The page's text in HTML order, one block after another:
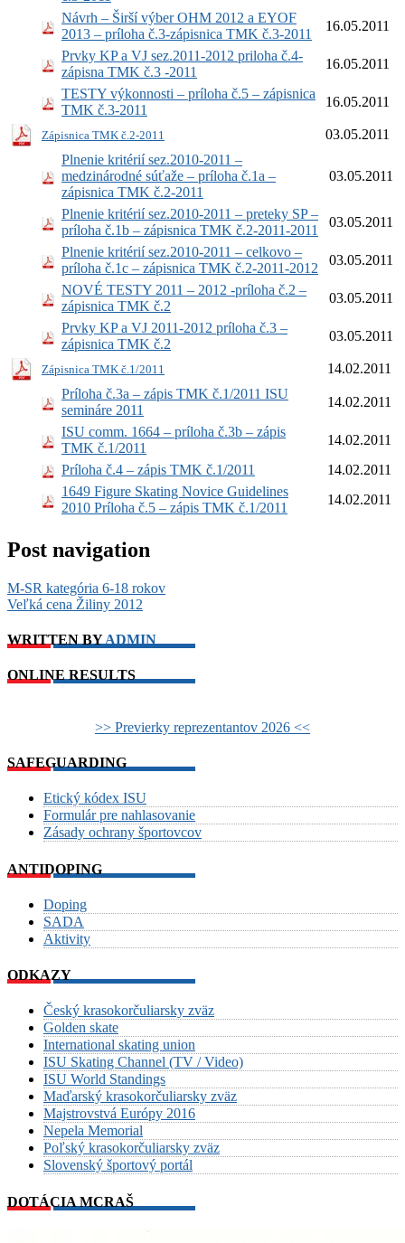
Návrh – Širší výber OHM 2012 a EYOF
2013 – príloha č.3-zápisnica TMK č.3-2011
16.05.2011
Prvky KP a VJ sez.2011-2012 priloha č.4-
zápisna TMK č.3 -2011
16.05.2011
TESTY výkonnosti – príloha č.5 – zápisnica
TMK č.3-2011
16.05.2011
Zápisnica TMK č.2-2011
03.05.2011
Plnenie kritérií sez.2010-2011 –
medzinárodné súťaže – príloha č.1a –
zápisnica TMK č.2-2011
03.05.2011
Plnenie kritérií sez.2010-2011 – preteky SP –
príloha č.1b – zápisnica TMK č.2-2011-2011
03.05.2011
Plnenie kritérií sez.2010-2011 – celkovo –
príloha č.1c – zápisnica TMK č.2-2011-2012
03.05.2011
NOVÉ TESTY 2011 – 2012 -príloha č.2 –
zápisnica TMK č.2
03.05.2011
Prvky KP a VJ 2011-2012 príloha č.3 –
zápisnica TMK č.2
03.05.2011
Zápisnica TMK č.1/2011
14.02.2011
Príloha č.3a – zápis TMK č.1/2011 ISU
semináre 2011
14.02.2011
ISU comm. 1664 – príloha č.3b – zápis
TMK č.1/2011
14.02.2011
Príloha č.4 – zápis TMK č.1/2011
14.02.2011
1649 Figure Skating Novice Guidelines
2010 Príloha č.5 – zápis TMK č.1/2011
14.02.2011
Post navigation
M-SR kategória 6-18 rokov
Veľká cena Žiliny 2012
WRITTEN BYADMIN
ONLINE RESULTS
>> Previerky reprezentantov 2026 <<
SAFEGUARDING
Etický kódex ISU
Formulár pre nahlasovanie
Zásady ochrany športovcov
ANTIDOPING
Doping
SADA
Aktivity
ODKAZY
Český krasokorčuliarsky zväz
Golden skate
International skating union
ISU Skating Channel (TV / Video)
ISU World Standings
Maďarský krasokorčuliarsky zväz
Majstrovstvá Európy 2016
Nepela Memorial
Poľský krasokorčuliarsky zväz
Slovenský športový portál
DOTÁCIA MCRAŠ